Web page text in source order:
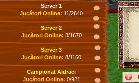
Server 1
Jucători Online: 11/2640
Server 2
Jucători Online: 8/1670
Server 3
Jucători Online: 8/1160
Campionat Aidraci
Jucători Online: 0/921